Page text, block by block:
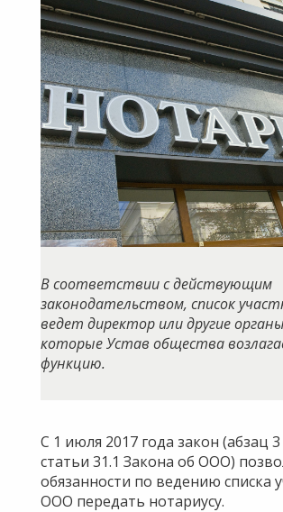
В соответствии с действующим
законодательством, список
ведет директор или другие
которые Устав общества
функцию.
С 1 июля 2017 года закон (абзац 3
статьи 31.1 Закона об ООО)
обязанности по ведению списка
ООО передать нотариусу.